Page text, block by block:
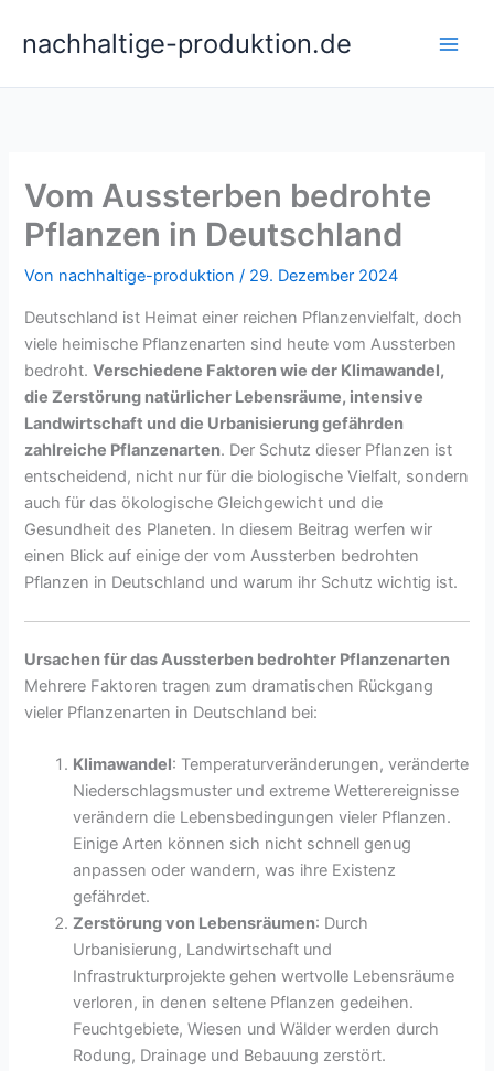
Inhaltnachhaltige-produktion.de
Vom Aussterben bedrohte
Pflanzen in Deutschland
Von nachhaltige-produktion/ 29. Dezember 2024
Deutschland ist Heimat einer reichen Pflanzenvielfalt, doch
viele heimische Pflanzenarten sind heute vom Aussterben
bedroht.Verschiedene Faktoren wie der Klimawandel,
die Zerstörung natürlicher Lebensräume, intensive
Landwirtschaft und die Urbanisierung gefährden
zahlreiche Pflanzenarten. Der Schutz dieser Pflanzen ist
entscheidend, nicht nur für die biologische Vielfalt, sondern
auch für das ökologische Gleichgewicht und die
Gesundheit des Planeten. In diesem Beitrag werfen wir
einen Blick auf einige der vom Aussterben bedrohten
Pflanzen in Deutschland und warum ihr Schutz wichtig ist.
Ursachen für das Aussterben bedrohter Pflanzenarten
Mehrere Faktoren tragen zum dramatischen Rückgang
vieler Pflanzenarten in Deutschland bei:
Klimawandel: Temperaturveränderungen, veränderte
Niederschlagsmuster und extreme Wetterereignisse
verändern die Lebensbedingungen vieler Pflanzen.
Einige Arten können sich nicht schnell genug
anpassen oder wandern, was ihre Existenz
gefährdet.
Zerstörung von Lebensräumen: Durch
Urbanisierung, Landwirtschaft und
Infrastrukturprojekte gehen wertvolle Lebensräume
verloren, in denen seltene Pflanzen gedeihen.
Feuchtgebiete, Wiesen und Wälder werden durch
Rodung, Drainage und Bebauung zerstört.